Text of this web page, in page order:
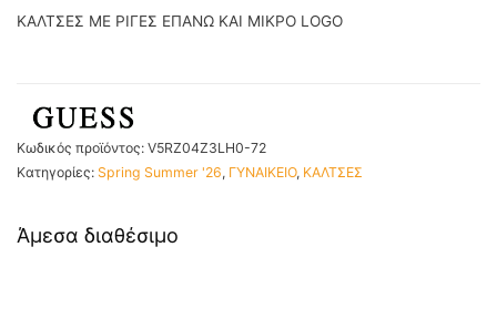
ΚΑΛΤΣΕΣ ΜΕ ΡΙΓΕΣ ΕΠΑΝΩ ΚΑΙ ΜΙΚΡΟ LOGO
Κωδικός προϊόντος: V5RZ04Z3LH0-72
Κατηγορίες: Spring Summer '26, ΓΥΝΑΙΚΕΙΟ, ΚΑΛΤΣΕΣ
Άμεσα διαθέσιμο